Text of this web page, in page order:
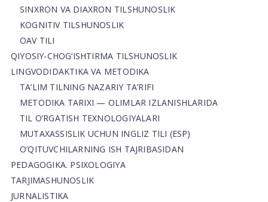
SINXRON VA DIAXRON TILSHUNOSLIK
KOGNITIV TILSHUNOSLIK
OAV TILI
QIYOSIY-CHOG‘ISHTIRMA TILSHUNOSLIK
LINGVODIDAKTIKA VA METODIKA
TA’LIM TILNING NAZARIY TA’RIFI
METODIKA TARIXI — OLIMLAR IZLANISHLARIDA
TIL O’RGATISH TEXNOLOGIYALARI
MUTAXASSISLIK UCHUN INGLIZ TILI (ESP)
O’QITUVCHILARNING ISH TAJRIBASIDAN
PEDAGOGIKA. PSIXOLOGIYA
TARJIMASHUNOSLIK
JURNALISTIKA